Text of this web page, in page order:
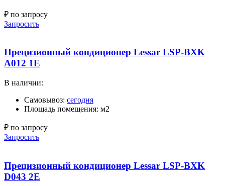
₽ по запросу
Запросить
Прецизионный кондиционер Lessar LSP-BXK
A012 1E
В наличии:
Самовывоз: сегодня
Площадь помещения: м2
₽ по запросу
Запросить
Прецизионный кондиционер Lessar LSP-BXK
D043 2E